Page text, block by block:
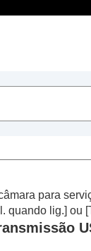
para
quando lig.] ou